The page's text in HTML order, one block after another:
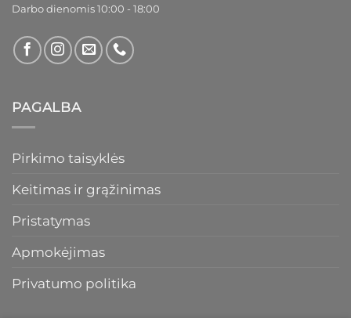
Darbo dienomis 10:00 - 18:00
PAGALBA
Pirkimo taisyklės
Keitimas ir grąžinimas
Pristatymas
Apmokėjimas
Privatumo politika